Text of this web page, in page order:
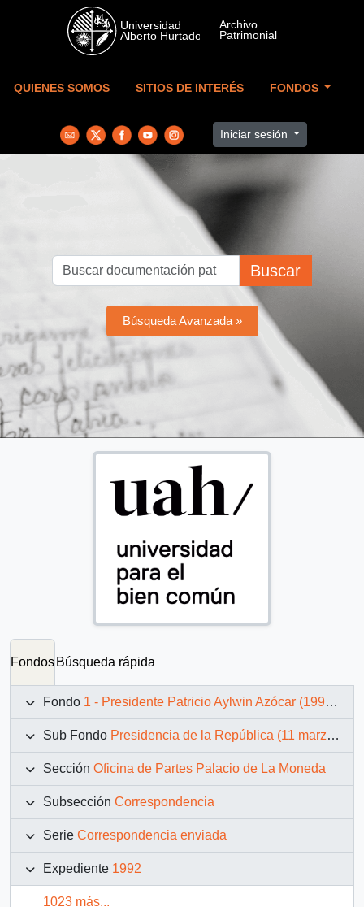
Skip to main content
QUIENES SOMOS SITIOS DE INTERÉS FONDOS
Iniciar sesión
Buscar
Búsqueda Avanzada »
Fondos Búsqueda rápida
Fondo 1 - Presidente Patricio Aylwin Azócar (1990-1994)
Sub Fondo Presidencia de la República (11 marzo 1990 – 11 marzo 1994)
Sección Oficina de Partes Palacio de La Moneda
Subsección Correspondencia
Serie Correspondencia enviada
Expediente 1992
1023 más...